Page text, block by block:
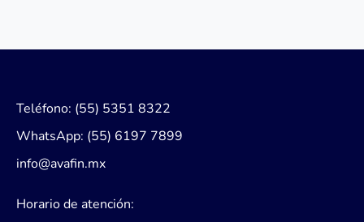
Teléfono: (55) 5351 8322
WhatsApp: (55) 6197 7899
info@avafin.mx
Horario de atención: